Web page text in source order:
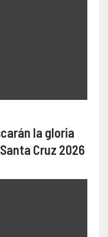
la gloria
Cruz 2026